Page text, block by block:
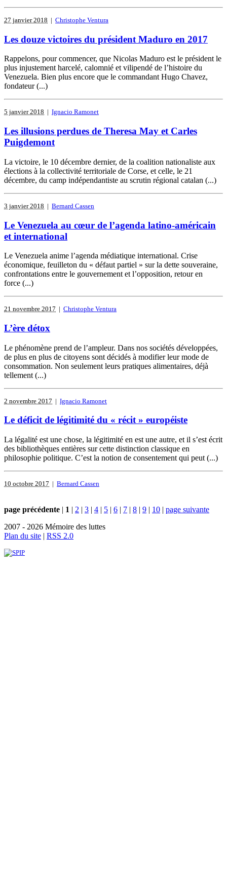
27 janvier 2018 | Christophe Ventura
Les douze victoires du président Maduro en 2017
Rappelons, pour commencer, que Nicolas Maduro est le président le
plus injustement harcelé, calomnié et vilipendé de l’histoire du
Venezuela. Bien plus encore que le commandant Hugo Chavez,
fondateur (...)
5 janvier 2018 | Ignacio Ramonet
Les illusions perdues de Theresa May et Carles
Puigdemont
La victoire, le 10 décembre dernier, de la coalition nationaliste aux
élections à la collectivité territoriale de Corse, et celle, le 21
décembre, du camp indépendantiste au scrutin régional catalan (...)
3 janvier 2018 | Bernard Cassen
Le Venezuela au cœur de l’agenda latino-américain
et international
Le Venezuela anime l’agenda médiatique international. Crise
économique, feuilleton du « défaut partiel » sur la dette souveraine,
confrontations entre le gouvernement et l’opposition, retour en
force (...)
21 novembre 2017 | Christophe Ventura
L’ère détox
Le phénomène prend de l’ampleur. Dans nos sociétés développées,
de plus en plus de citoyens sont décidés à modifier leur mode de
consommation. Non seulement leurs pratiques alimentaires, déjà
tellement (...)
2 novembre 2017 | Ignacio Ramonet
Le déficit de légitimité du « récit » européiste
La légalité est une chose, la légitimité en est une autre, et il s’est écrit
des bibliothèques entières sur cette distinction classique en
philosophie politique. C’est la notion de consentement qui peut (...)
10 octobre 2017 | Bernard Cassen
page précédente | 1 | 2 | 3 | 4 | 5 | 6 | 7 | 8 | 9 | 10 | page suivante
2007 - 2026 Mémoire des luttes
Plan du site | RSS 2.0